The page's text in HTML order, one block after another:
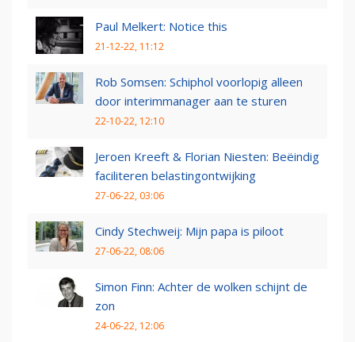
Paul Melkert: Notice this
21-12-22, 11:12
Rob Somsen: Schiphol voorlopig alleen
door interimmanager aan te sturen
22-10-22, 12:10
Jeroen Kreeft & Florian Niesten: Beëindig
faciliteren belastingontwijking
27-06-22, 03:06
Cindy Stechweij: Mijn papa is piloot
27-06-22, 08:06
Simon Finn: Achter de wolken schijnt de
zon
24-06-22, 12:06